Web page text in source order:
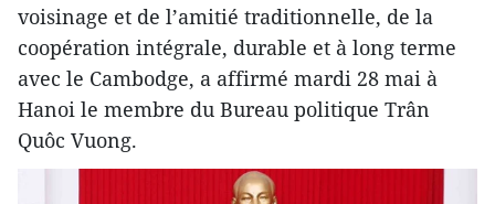
voisinage et de l’amitié traditionnelle, de la
coopération intégrale, durable et à long terme
avec le Cambodge, a affirmé mardi 28 mai à
Hanoi le membre du Bureau politique Trân
Quôc Vuong.